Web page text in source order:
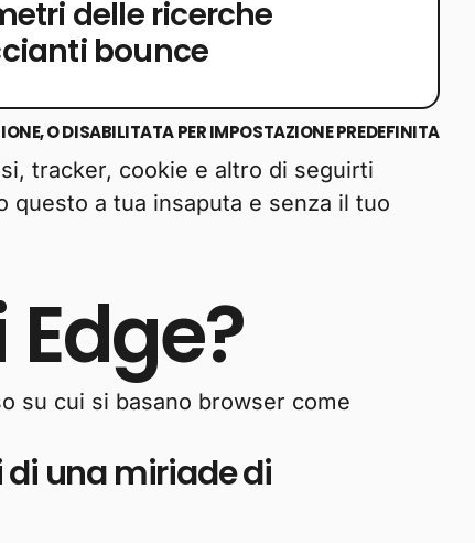
delle ricerche
bounce
O DISABILITATA PER IMPOSTAZIONE PREDEFINITA
tracker, cookie e altro di seguirti
a tua insaputa e senza il tuo
su cui si basano browser come
una miriade di